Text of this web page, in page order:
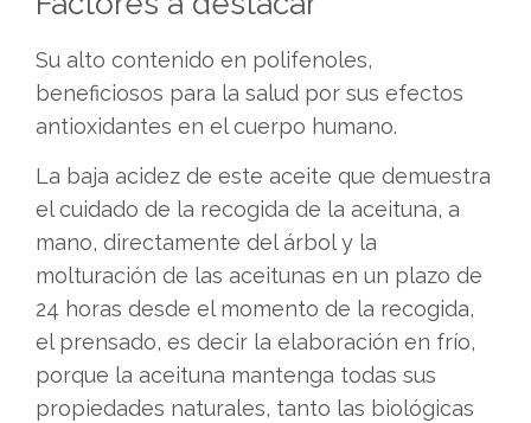
Su alto contenido en polifenoles,
beneficiosos para la salud por sus efectos
antioxidantes en el cuerpo humano.
La baja acidez de este aceite que demuestra
el cuidado de la recogida de la aceituna, a
mano, directamente del árbol y la
molturación de las aceitunas en un plazo de
24 horas desde el momento de la recogida,
el prensado, es decir la elaboración en frío,
porque la aceituna mantenga todas sus
propiedades naturales, tanto las biológicas